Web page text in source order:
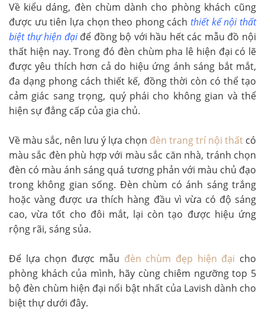
Về kiểu dáng, đèn chùm dành cho phòng khách cũng
được ưu tiên lựa chọn theo phong cáchthiết kế nội thất
biệt thự hiện đại để đồng bộ với hầu hết các mẫu đồ nội
thất hiện nay. Trong đó đèn chùm pha lê hiện đại có lẽ
được yêu thích hơn cả do hiệu ứng ánh sáng bắt mắt,
đa dạng phong cách thiết kế, đồng thời còn có thể tạo
cảm giác sang trọng, quý phái cho không gian và thể
hiện sự đẳng cấp của gia chủ.
Về màu sắc, nên lưu ý lựa chọn đèn trang trí nội thất có
màu sắc đèn phù hợp với màu sắc căn nhà, tránh chọn
đèn có màu ánh sáng quá tương phản với màu chủ đạo
trong không gian sống. Đèn chùm có ánh sáng trắng
hoặc vàng được ưa thích hàng đầu vì vừa có độ sáng
cao, vừa tốt cho đôi mắt, lại còn tạo được hiệu ứng
rộng rãi, sáng sủa.
Để lựa chọn được mẫu đèn chùm đẹp hiện đại cho
phòng khách của mình, hãy cùng chiêm ngưỡng top 5
bộ đèn chùm hiện đại nổi bật nhất của Lavish dành cho
biệt thự dưới đây.